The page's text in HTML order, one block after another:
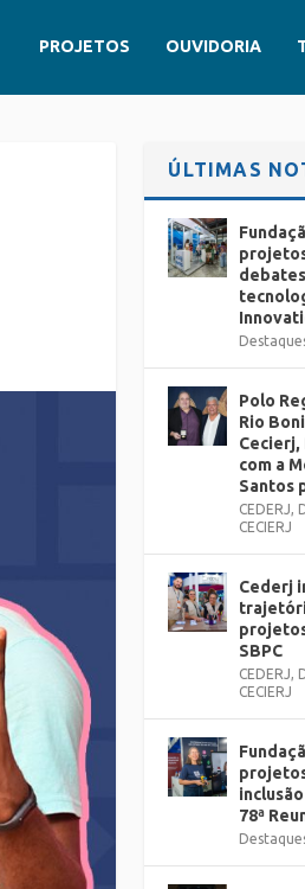
PROJETOS OUVIDORIA
ÚLTIMAS
Polo
Rio
Cecierj,
com a
Santos
CEDERJ,
CECIERJ
Cederj
SBPC
CEDERJ,
CECIERJ
78ª